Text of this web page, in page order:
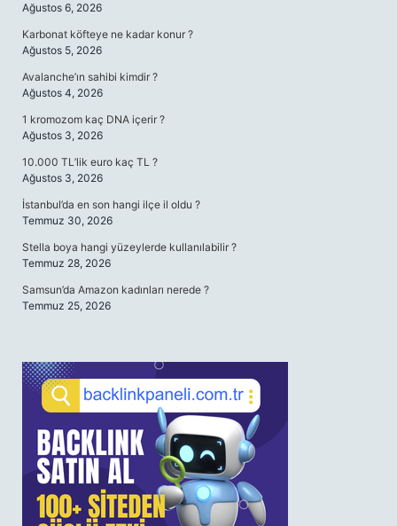
Ağustos 6, 2026
Karbonat köfteye ne kadar konur ?
Ağustos 5, 2026
Avalanche’ın sahibi kimdir ?
Ağustos 4, 2026
1 kromozom kaç DNA içerir ?
Ağustos 3, 2026
10.000 TL’lik euro kaç TL ?
Ağustos 3, 2026
İstanbul’da en son hangi ilçe il oldu ?
Temmuz 30, 2026
Stella boya hangi yüzeylerde kullanılabilir ?
Temmuz 28, 2026
Samsun’da Amazon kadınları nerede ?
Temmuz 25, 2026